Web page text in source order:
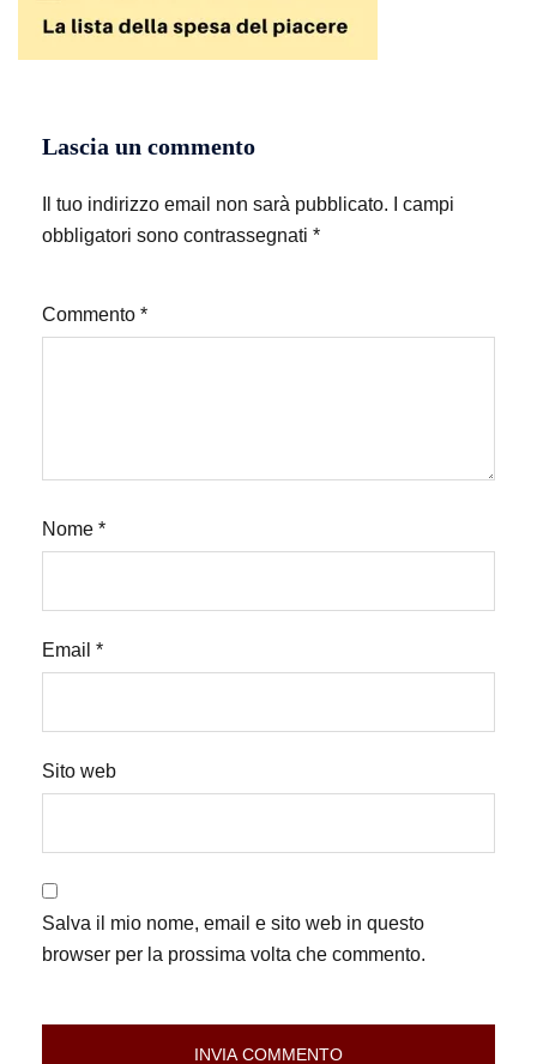
Lascia un commento
Il tuo indirizzo email non sarà pubblicato.
I campi
obbligatori sono contrassegnati *
Commento *
Nome *
Email *
Sito web
Salva il mio nome, email e sito web in questo
browser per la prossima volta che commento.